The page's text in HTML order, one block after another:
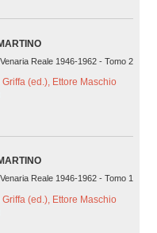
Reale 1946-1962 - Tomo 2
(ed.), Ettore Maschio
Reale 1946-1962 - Tomo 1
(ed.), Ettore Maschio